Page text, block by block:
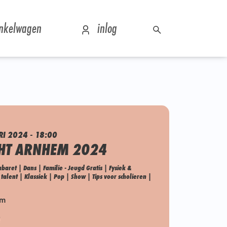
inlog
2024 - 18:00
ARNHEM 2024
| Dans | Familie - Jeugd Gratis | Fysiek &
| Klassiek | Pop | Show | Tips voor scholieren |